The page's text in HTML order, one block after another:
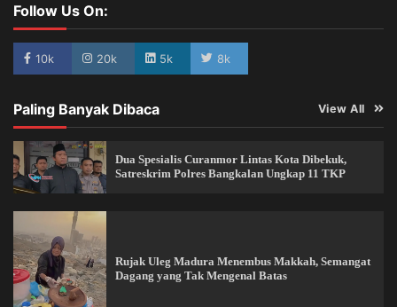
Follow Us On:
10k 20k 5k 8k
Paling Banyak Dibaca View All
Dua Spesialis Curanmor Lintas Kota Dibekuk,
Satreskrim Polres Bangkalan Ungkap 11 TKP
Rujak Uleg Madura Menembus Makkah, Semangat
Dagang yang Tak Mengenal Batas